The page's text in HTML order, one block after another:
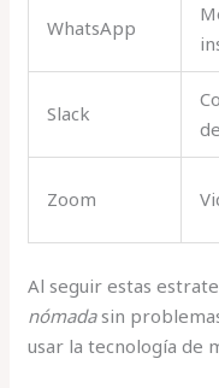
WhatsApp
Slack
Zoom
Al seguir estas
nómadasin
usar la tecnología de